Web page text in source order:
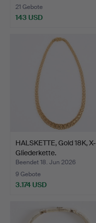
21 Gebote
143 USD
HALSKETTE, Gold 18K, X-
Gliederkette.
Beendet 18. Jun 2026
9 Gebote
3.174 USD